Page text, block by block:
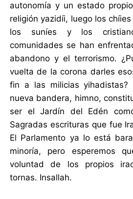
autonomía y un estado
religión yazidíi, luego los
los suníes y los
comunidades se han
abandono y el terrorismo.
vuelta de la corona darles
fin a las milicias yihadistas?
nueva bandera, himno,
ser el Jardín del Edén
Sagradas escrituras que fue
El Parlamento ya lo está
minoría, pero esperemos
voluntad de los propios
tornas. Insallah.